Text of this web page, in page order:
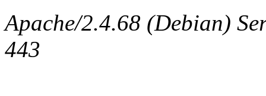
Apache/2.4.68 (Debian)
443